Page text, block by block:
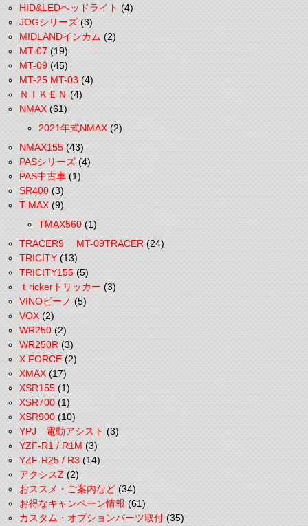
HID&LEDヘッドライト(4)
JOGシリーズ(3)
MIDLANDインカム(2)
MT-07(19)
MT-09(45)
MT-25 MT-03(4)
ＮＩＫＥＮ(4)
NMAX(61)
2021年式NMAX(2)
NMAX155(43)
PASシリーズ(4)
PAS中古車(1)
SR400(3)
T-MAX(9)
TMAX560(1)
TRACER9 MT-09TRACER(24)
TRICITY(13)
TRICITY155(5)
ｔrickerトリッカー(3)
VINOビーノ(5)
VOX(2)
WR250(2)
WR250R(3)
X FORCE(2)
XMAX(17)
XSR155(1)
XSR700(1)
XSR900(10)
YPJ 電動アシスト(3)
YZF-R1 / R1M(3)
YZF-R25 / R3(14)
アクシスZ(2)
おススメ・ご案内など(34)
お得なキャンペーン情報(61)
カスタム・オプションパーツ取付(35)